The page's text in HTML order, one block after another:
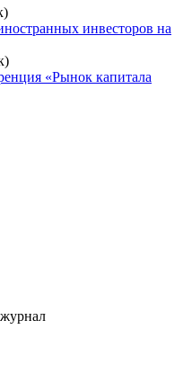
инвесторов на
«Рынок капитала